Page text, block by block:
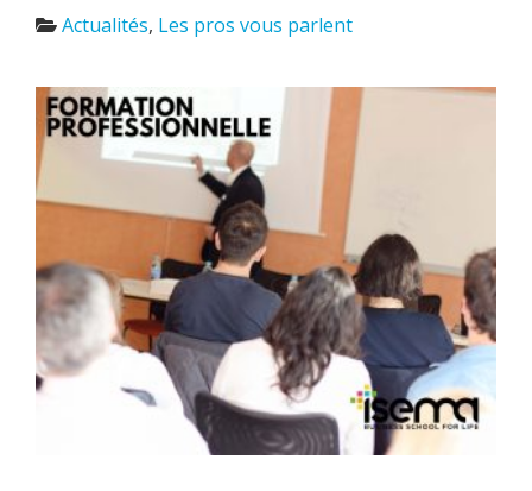
Actualités, Les pros vous parlent